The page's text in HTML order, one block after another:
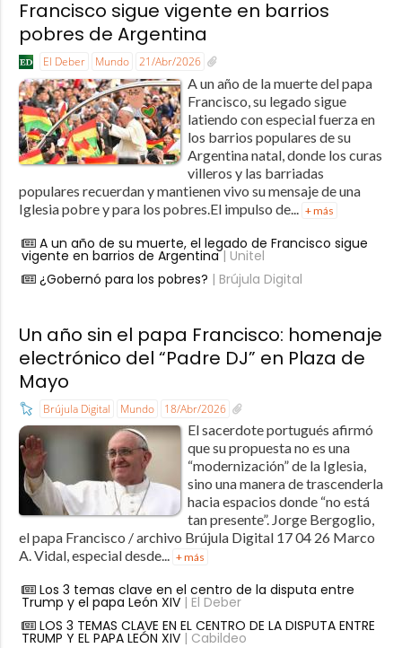
Francisco sigue vigente en barrios
pobres de Argentina
El Deber Mundo 21/Abr/2026
A un año de la muerte del papa
Francisco, su legado sigue
latiendo con especial fuerza en
los barrios populares de su
Argentina natal, donde los curas
villeros y las barriadas
populares recuerdan y mantienen vivo su mensaje de una
Iglesia pobre y para los pobres.El impulso de...
+ más
A un año de su muerte, el legado de Francisco sigue
vigente en barrios de Argentina| Unitel
¿Gobernó para los pobres? | Brújula Digital
Un año sin el papa Francisco: homenaje
electrónico del “Padre DJ” en Plaza de
Mayo
Brújula Digital Mundo 18/Abr/2026
El sacerdote portugués afirmó
que su propuesta no es una
“modernización” de la Iglesia,
sino una manera de trascenderla
hacia espacios donde “no está
tan presente”. Jorge Bergoglio,
el papa Francisco / archivo Brújula Digital 17 04 26 Marco
A. Vidal, especial desde... + más
Los 3 temas clave en el centro de la disputa entre
Trump y el papa León XIV| El Deber
LOS 3 TEMAS CLAVE EN EL CENTRO DE LA DISPUTA ENTRE
TRUMP Y EL PAPA LEÓN XIV| Cabildeo